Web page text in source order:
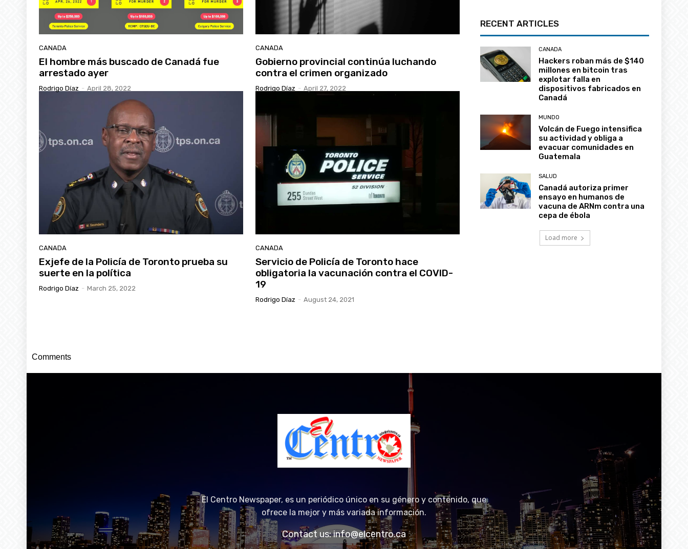
CANADA
El hombre más buscado de Canadá fue
arrestado ayer
Rodrigo Díaz - April 28, 2022
CANADA
Gobierno provincial continúa luchando
contra el crimen organizado
Rodrigo Díaz - April 27, 2022
CANADA
Exjefe de la Policía de Toronto prueba su
suerte en la política
Rodrigo Díaz - March 25, 2022
CANADA
Servicio de Policía de Toronto hace
obligatoria la vacunación contra el COVID-
19
Rodrigo Díaz - August 24, 2021
RECENT ARTICLES
CANADA
Hackers roban más de $140
millones en bitcoin tras
explotar falla en
dispositivos fabricados en
Canadá
MUNDO
Volcán de Fuego intensifica
su actividad y obliga a
evacuar comunidades en
Guatemala
SALUD
Canadá autoriza primer
ensayo en humanos de
vacuna de ARNm contra una
cepa de ébola
Load more
Comments
El Centro Newspaper, es un periódico único en su género y contenido, que
ofrece la mejor y más variada información.
Contact us:info@elcentro.ca